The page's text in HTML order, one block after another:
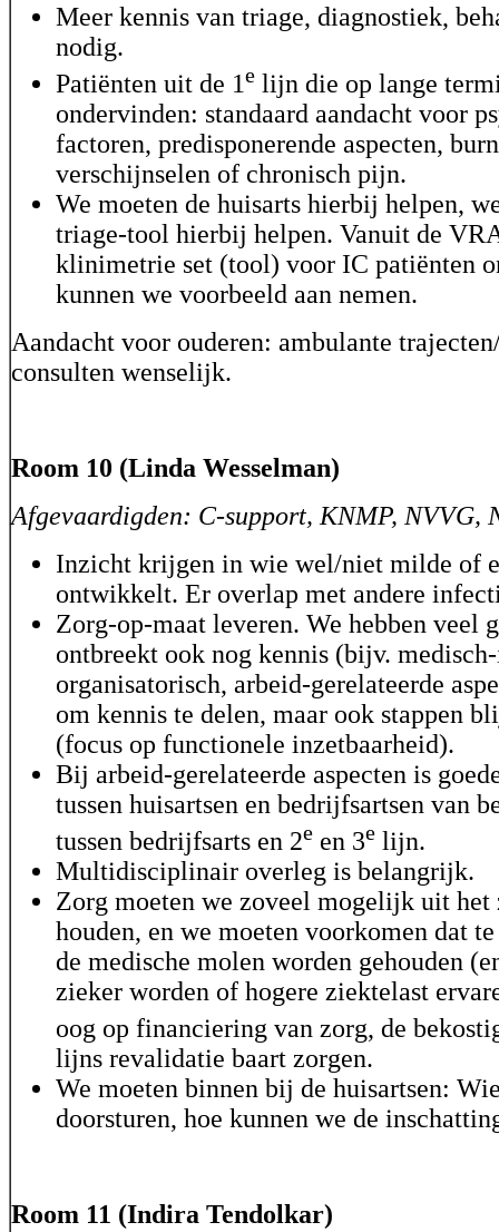
Meer kennis van triage, diagnostiek,
nodig.
Patiënten uit de 1e lijn die op lange
ondervinden: standaard aandacht voor
factoren, predisponerende aspecten,
verschijnselen of chronisch pijn.
We moeten de huisarts hierbij helpen,
triage-tool hierbij helpen. Vanuit de
klinimetrie set (tool) voor IC patiënten
kunnen we voorbeeld aan nemen.
Aandacht voor ouderen: ambulante
consulten wenselijk.
Room 10 (Linda Wesselman)
Afgevaardigden: C-support, KNMP, NVVG,
Inzicht krijgen in wie wel/niet milde of
ontwikkelt. Er overlap met andere
Zorg-op-maat leveren. We hebben veel
ontbreekt ook nog kennis (bijv.
organisatorisch, arbeid-gerelateerde
om kennis te delen, maar ook stappen
(focus op functionele inzetbaarheid).
Bij arbeid-gerelateerde aspecten is
tussen huisartsen en bedrijfsartsen van
tussen bedrijfsarts en 2e en 3e lijn.
Multidisciplinair overleg is belangrijk.
Zorg moeten we zoveel mogelijk uit het
houden, en we moeten voorkomen dat
de medische molen worden gehouden
zieker worden of hogere ziektelast
oog op financiering van zorg, de
lijns revalidatie baart zorgen.
We moeten binnen bij de huisartsen:
doorsturen, hoe kunnen we de
Room 11 (Indira Tendolkar)